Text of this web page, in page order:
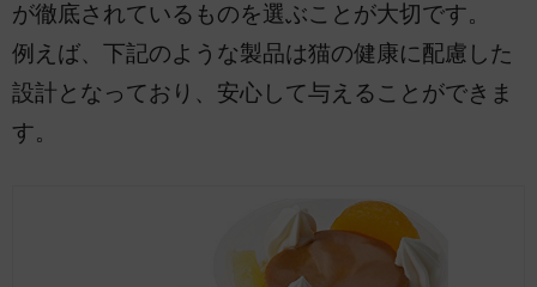
が徹底されているものを選ぶことが大切です。
例えば、下記のような製品は猫の健康に配慮した
設計となっており、安心して与えることができま
す。